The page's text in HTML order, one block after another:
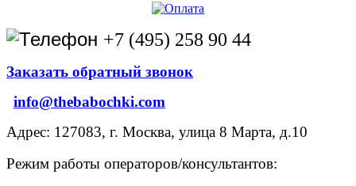
+7 (495) 258 90 44
Заказать обратный звонок
info@thebabochki.com
Адрес: 127083, г. Москва, улица 8 Марта, д.10
Режим работы операторов/консультантов: